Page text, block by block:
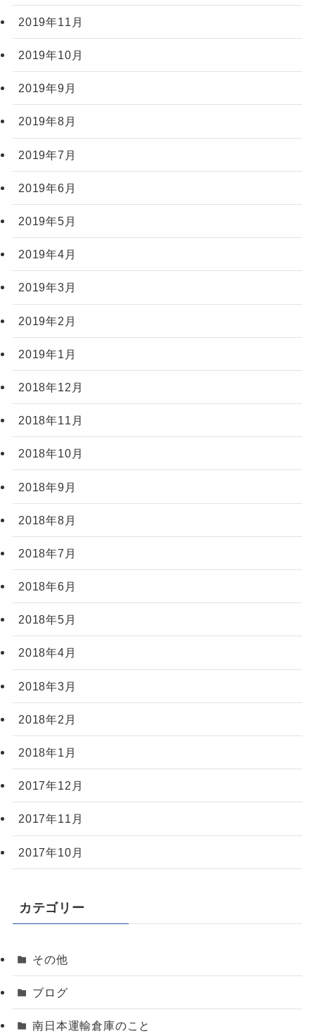
2019年11月
2019年10月
2019年9月
2019年8月
2019年7月
2019年6月
2019年5月
2019年4月
2019年3月
2019年2月
2019年1月
2018年12月
2018年11月
2018年10月
2018年9月
2018年8月
2018年7月
2018年6月
2018年5月
2018年4月
2018年3月
2018年2月
2018年1月
2017年12月
2017年11月
2017年10月
カテゴリー
その他
ブログ
南日本運輸倉庫のこと